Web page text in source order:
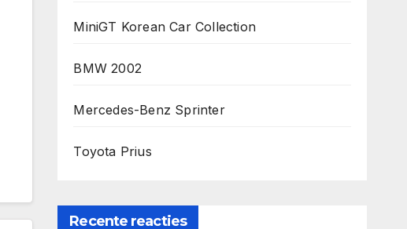
MiniGT Korean Car Collection
BMW 2002
Mercedes-Benz Sprinter
Toyota Prius
Recente reacties